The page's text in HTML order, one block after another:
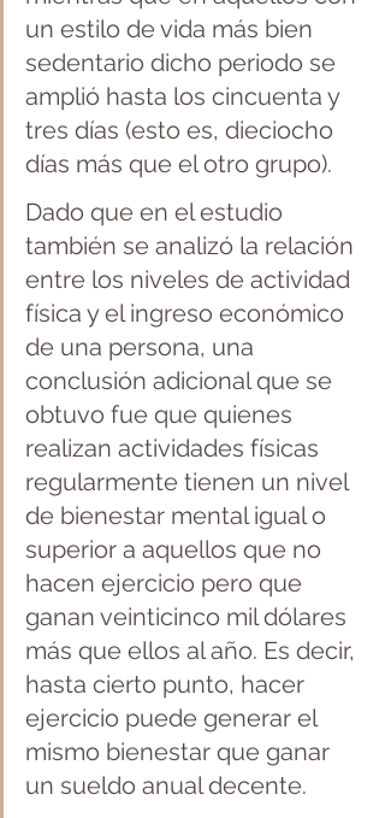
un estilo de vida más bien
sedentario dicho periodo se
amplió hasta los cincuenta y
tres días (esto es, dieciocho
días más que el otro grupo).
Dado que en el estudio
también se analizó la relación
entre los niveles de actividad
física y el ingreso económico
de una persona, una
conclusión adicional que se
obtuvo fue que quienes
realizan actividades físicas
regularmente tienen un nivel
de bienestar mental igual o
superior a aquellos que no
hacen ejercicio pero que
ganan veinticinco mil dólares
más que ellos al año. Es decir,
hasta cierto punto, hacer
ejercicio puede generar el
mismo bienestar que ganar
un sueldo anual decente.